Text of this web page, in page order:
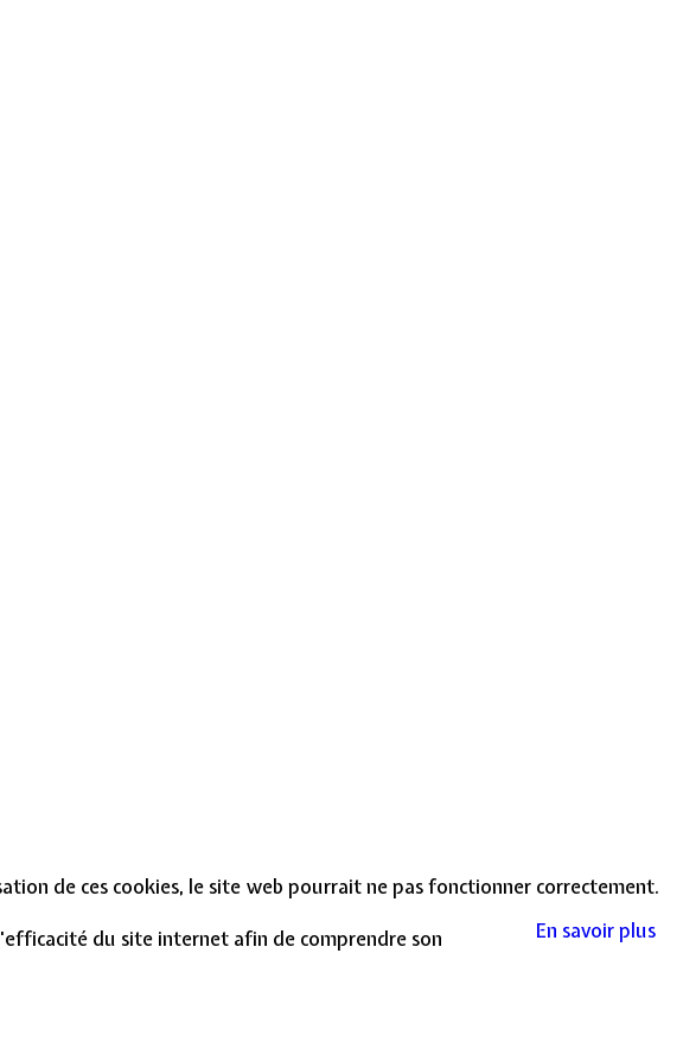
de ces cookies, le site web pourrait ne pas fonctionner correctement.
En savoir plus
du site internet afin de comprendre son